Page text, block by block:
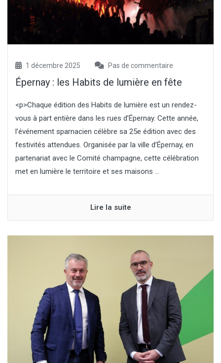
1 décembre 2025 Pas de commentaire
Épernay : les Habits de lumière en fête
<p>Chaque édition des Habits de lumière est un rendez-
vous à part entière dans les rues d’Épernay. Cette année,
l’événement sparnacien célèbre sa 25e édition avec des
festivités attendues. Organisée par la ville d’Épernay, en
partenariat avec le Comité champagne, cette célébration
met en lumière le territoire et ses maisons ...
Lire la suite